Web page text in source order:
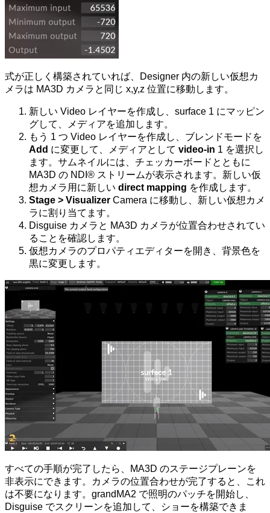
式が正しく構築されていれば、Designer 内の新しい仮想カ
メラは MA3D カメラと同じ x,y,z 位置に移動します。
新しい Video レイヤーを作成し、surface 1 にマッピン
グして、メディアを追加します。
もう 1 つ Video レイヤーを作成し、ブレンドモードを
Add に変更して、メディアとして video-in 1 を選択し
ます。サムネイルには、チェッカーボードとともに
MA3D の NDI® ストリームが表示されます。新しい仮
想カメラ用に新しい direct mapping を作成します。
Stage > Visualizer Camera に移動し、新しい仮想カメ
ラに割り当てます。
Disguise カメラと MA3D カメラが位置合わせされてい
ることを確認します。
仮想カメラのプロパティエディターを開き、背景色を
黒に変更します。
すべての手順が完了したら、MA3D のステージプレーンを
非表示にできます。カメラの位置合わせが完了すると、これ
は不要になります。grandMA2 で照明のパッチを開始し、
Disguise でスクリーンを追加して、ショーを構築できま